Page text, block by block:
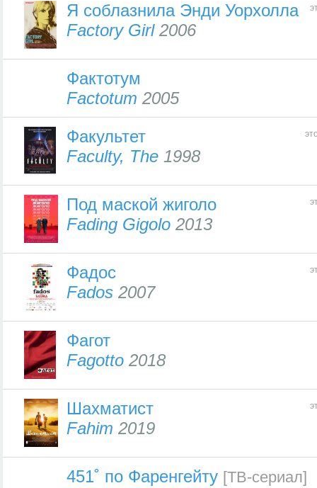
Я соблазнила Энди Уорхолла
Factory Girl2006
Фактотум
Factotum 2005
Факультет
Faculty, The 1998
Под маской жиголо
Fading Gigolo 2013
Фадос
Fados 2007
Фагот
Fagotto 2018
Шахматист
Fahim 2019
451˚ по Фаренгейту [ТВ-сериал]